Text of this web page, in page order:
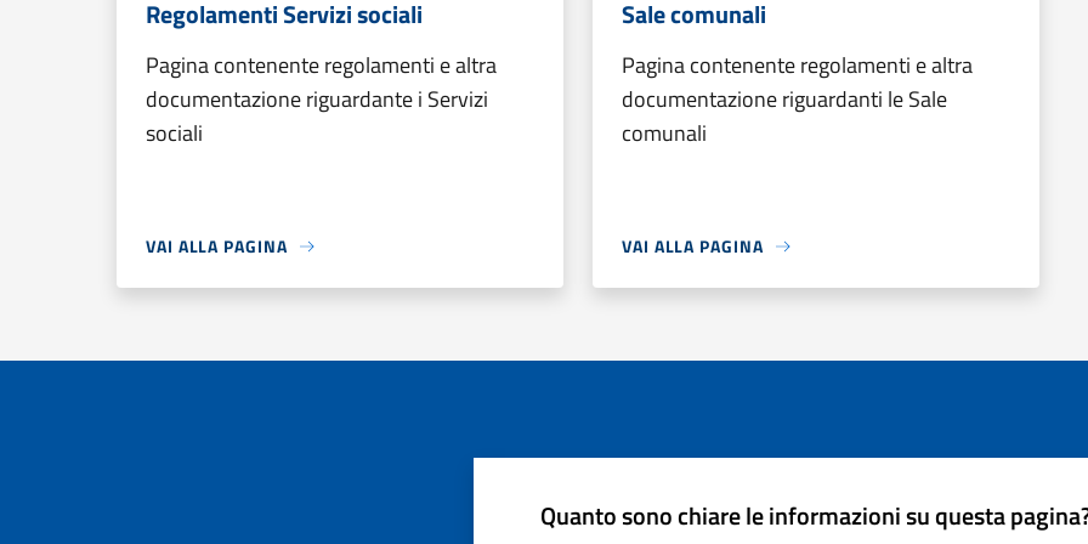
Regolamenti Servizi sociali
Pagina contenente regolamenti e altra
documentazione riguardante i Servizi
sociali
VAI ALLA PAGINA
Sale comunali
Pagina contenente regolamenti e altra
documentazione riguardanti le Sale
comunali
VAI ALLA PAGINA
Quanto sono chiare le informazioni su questa